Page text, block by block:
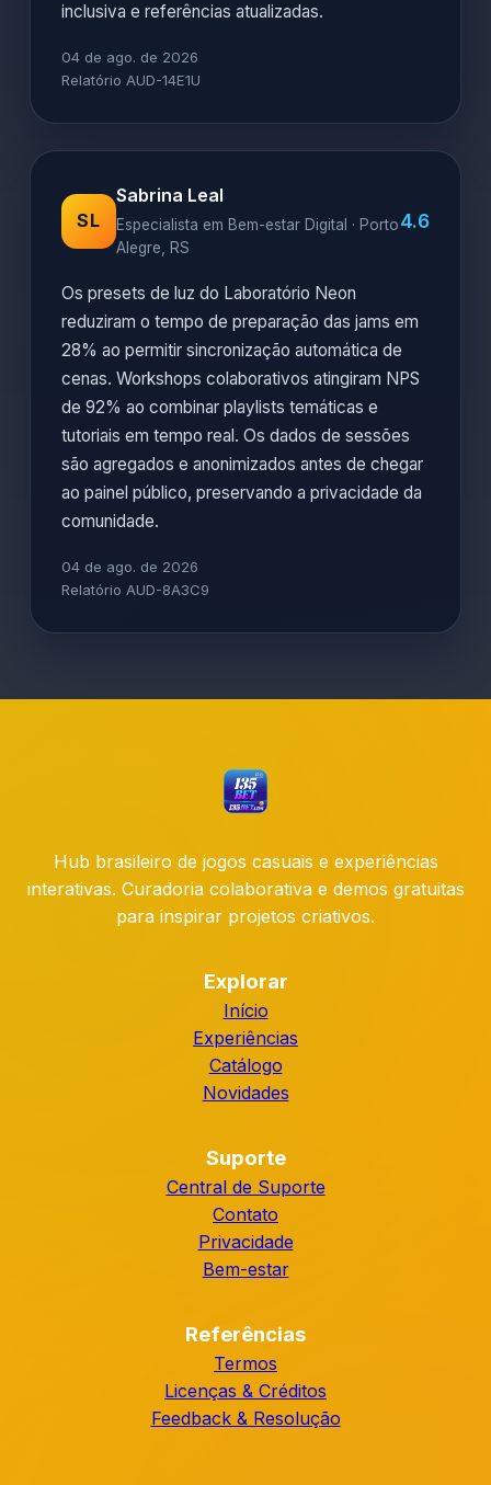
inclusiva e referências atualizadas.
04 de ago. de 2026
Relatório AUD-14E1U
SL
Sabrina Leal
Especialista em Bem-estar Digital · Porto
Alegre, RS
4.6
Os presets de luz do Laboratório Neon
reduziram o tempo de preparação das jams em
28% ao permitir sincronização automática de
cenas. Workshops colaborativos atingiram NPS
de 92% ao combinar playlists temáticas e
tutoriais em tempo real. Os dados de sessões
são agregados e anonimizados antes de chegar
ao painel público, preservando a privacidade da
comunidade.
04 de ago. de 2026
Relatório AUD-8A3C9
Hub brasileiro de jogos casuais e experiências
interativas. Curadoria colaborativa e demos gratuitas
para inspirar projetos criativos.
Explorar
Início
Experiências
Catálogo
Novidades
Suporte
Central de Suporte
Contato
Privacidade
Bem-estar
Referências
Termos
Licenças & Créditos
Feedback & Resolução